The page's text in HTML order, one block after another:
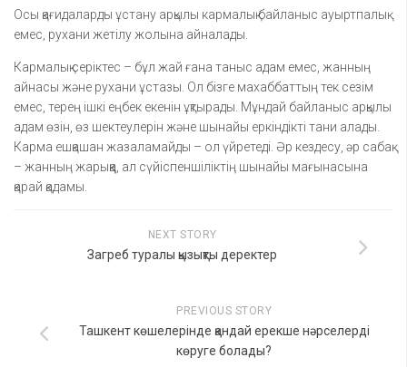
Осы қағидаларды ұстану арқылы кармалық байланыс ауыртпалық
емес, рухани жетілу жолына айналады.
Кармалық серіктес – бұл жай ғана таныс адам емес, жанның
айнасы және рухани ұстазы. Ол бізге махаббаттың тек сезім
емес, терең ішкі еңбек екенін ұқтырады. Мұндай байланыс арқылы
адам өзін, өз шектеулерін және шынайы еркіндікті тани алады.
Карма ешқашан жазаламайды – ол үйретеді. Әр кездесу, әр сабақ
– жанның жарыққа, ал сүйіспеншіліктің шынайы мағынасына
қарай қадамы.
NEXT STORY
Загреб туралы қызықты деректер
PREVIOUS STORY
Ташкент көшелерінде қандай ерекше нәрселерді
көруге болады?